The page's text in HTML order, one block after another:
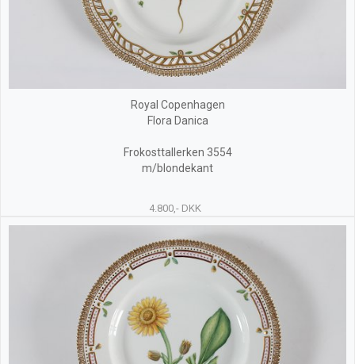
Royal Copenhagen
Flora Danica
Frokosttallerken 3554
m/blondekant
4.800,- DKK